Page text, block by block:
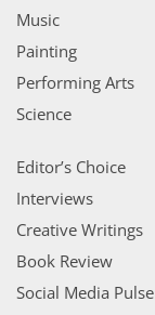
Music
Painting
Performing Arts
Science
Editor’s Choice
Interviews
Creative Writings
Book Review
Social Media Pulse